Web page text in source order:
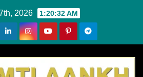
2026 1:20:33 AM